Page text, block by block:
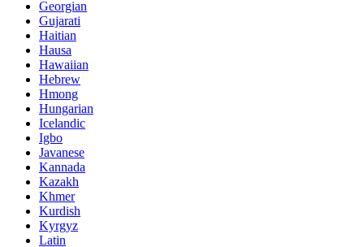
Georgian
Gujarati
Haitian
Hausa
Hawaiian
Hebrew
Hmong
Hungarian
Icelandic
Igbo
Javanese
Kannada
Kazakh
Khmer
Kurdish
Kyrgyz
Latin